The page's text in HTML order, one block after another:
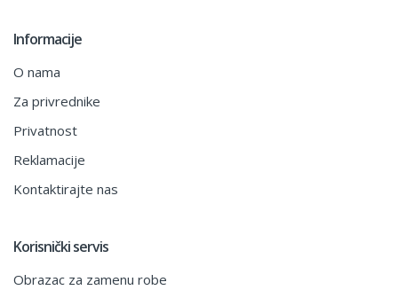
Informacije
O nama
Za privrednike
Privatnost
Reklamacije
Kontaktirajte nas
Korisnički servis
Obrazac za zamenu robe